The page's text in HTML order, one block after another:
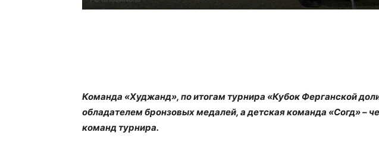
Команда «Худжанд», по итогам турнира «Кубок Ферганской
обладателем бронзовых медалей, а детская команда «Согд» –
команд турнира.